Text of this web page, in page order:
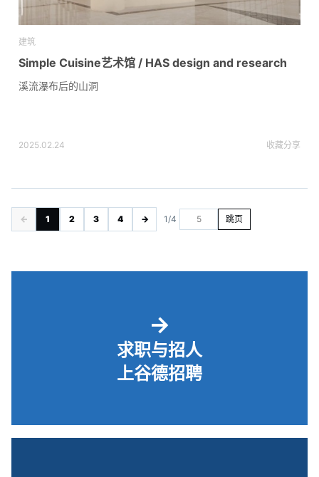
建筑
Simple Cuisine艺术馆 / HAS design and research
溪流瀑布后的山洞
2025.02.24 收藏分享
← 1 2 3 4 → 1/4 跳页
→
求职与招人
上谷德招聘